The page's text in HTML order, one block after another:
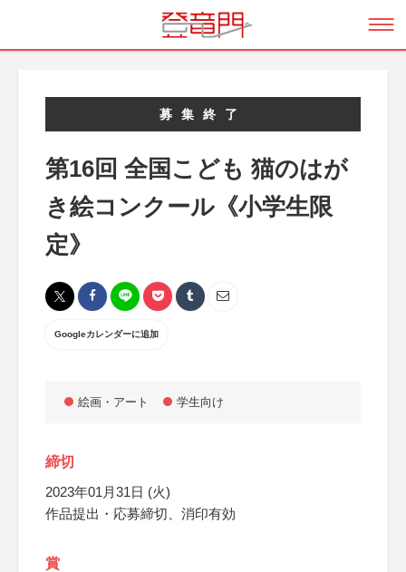
募集終了
第16回 全国こども 猫のはが
き絵コンクール《小学生限
定》
Googleカレンダーに追加
絵画・アート 学生向け
締切
2023年01月31日 (火)
作品提出・応募締切、消印有効
賞